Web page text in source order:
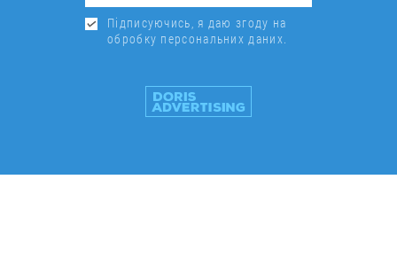
Підписуючись, я даю згоду на
обробку персональних даних.